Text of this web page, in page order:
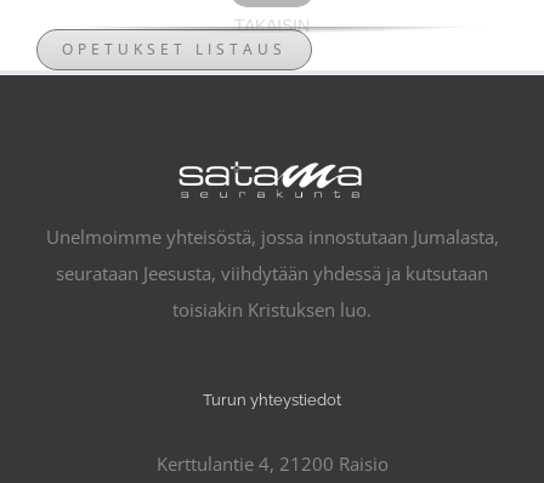
TAKAISIN
OPETUKSET LISTAUS
Unelmoimme yhteisöstä, jossa innostutaan Jumalasta,
seurataan Jeesusta, viihdytään yhdessä ja kutsutaan
toisiakin Kristuksen luo.
Turun yhteystiedot
Kerttulantie 4, 21200 Raisio